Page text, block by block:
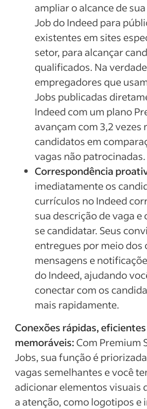
ampliar o alcance de
Job do Indeed para
existentes em sites
setor, para alcançar
qualificados. Na
empregadores que
Jobs publicadas
Indeed com um plano
avançam com 3,2 vezes
candidatos em
vagas não patrocinadas.
Correspondência
imediatamente os
currículos no Indeed
sua descrição de vaga
se candidatar. Seus
entregues por meio dos
mensagens e
do Indeed, ajudando
conectar com os
mais rapidamente.
Conexões rápidas,
memoráveis: Com Premium
Jobs, sua função é
vagas semelhantes e você
adicionar elementos visuais
a atenção, como logotipos e